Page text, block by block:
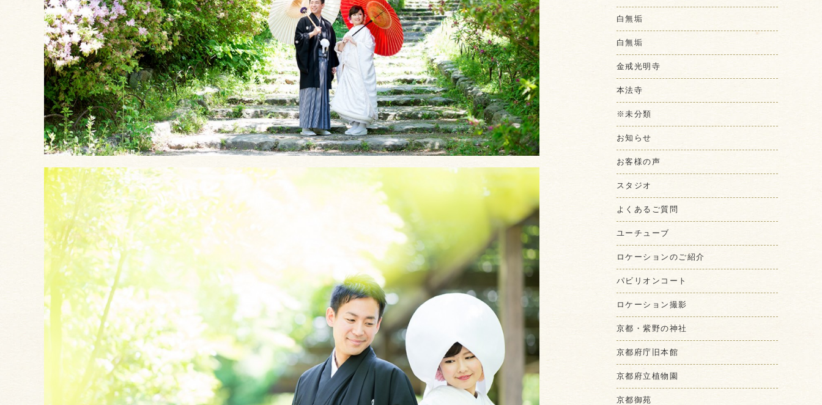
白無垢
白無垢
金戒光明寺
本法寺
※未分類
お知らせ
お客様の声
スタジオ
よくあるご質問
ユーチューブ
ロケーションのご紹介
パビリオンコート
ロケーション撮影
京都・紫野の神社
京都府庁旧本館
京都府立植物園
京都御苑